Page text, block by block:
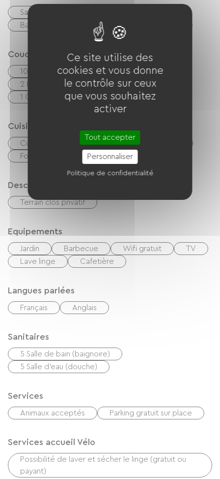
ou en famille, le Château de la Bouchatte vous
accueille pour une étape pleine de douceur,
entre nature, patrimoine et bien-être. C’est
l’endroit parfait pour reprendre des forces avant
de poursuivre votre itinéraire, ou simplement
prolonger le plaisir d’une escapade à vélo.
Faites une pause, respirez, profitez… et laissez-
vous séduire par le charme du Château de la
Sauna
Balnéothérapie
Massages / Modelages
Couchage
10 Lits 140cm
2 Lits 90cm
2 Lits superposés (2 x 90cm)
1 Canapés convertibles
Cuisine
Cuisine Réfrigérateur
Four
Description
Terrain clos privatif
Equipements
Jardin Barbecue Wifi gratuit
TV
Lave linge
Cafetière
Langues parlées
Français Anglais
Sanitaires
5 Salle de bain (baignoire)
5 Salle d'eau (douche)
Services
Animaux acceptés Parking gratuit sur place
Services accueil Vélo
Possibilité de laver et sécher le linge (gratuit ou
payant)
Ce site utilise des
cookies et vous donne
le contrôle sur ceux
que vous souhaitez
activer
Tout accepter
Personnaliser
Politique de confidentialité